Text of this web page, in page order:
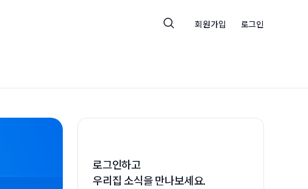
회원가입 로그인
로그인하고
우리집 소식을 만나보세요.